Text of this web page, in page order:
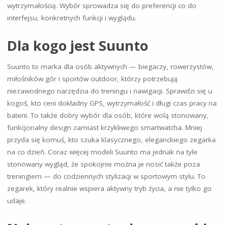
wytrzymałością. Wybór sprowadza się do preferencji co do
interfejsu, konkretnych funkcji i wyglądu.
Dla kogo jest Suunto
Suunto to marka dla osób aktywnych — biegaczy, rowerzystów,
miłośników gór i sportów outdoor, którzy potrzebują
niezawodnego narzędzia do treningu i nawigacji. Sprawdzi się u
kogoś, kto ceni dokładny GPS, wytrzymałość i długi czas pracy na
baterii. To także dobry wybór dla osób, które wolą stonowany,
funkcjonalny design zamiast krzykliwego smartwatcha. Mniej
przyda się komuś, kto szuka klasycznego, eleganckiego zegarka
na co dzień. Coraz więcej modeli Suunto ma jednak na tyle
stonowany wygląd, że spokojnie można je nosić także poza
treningiem — do codziennych stylizacji w sportowym stylu. To
zegarek, który realnie wspiera aktywny tryb życia, a nie tylko go
udaje.